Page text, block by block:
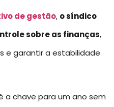
de gestão, o síndico
sobre as finanças,
e garantir a estabilidade
a chave para um ano sem